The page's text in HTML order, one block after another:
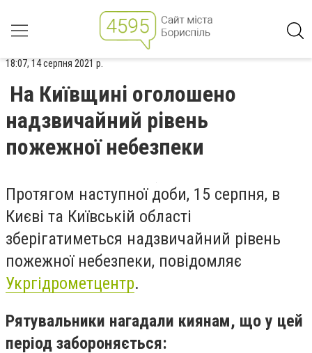
18:07, 14 серпня 2021 р.
На Київщині оголошено
надзвичайний рівень
пожежної небезпеки
Протягом наступної доби, 15 серпня, в
Києві та Київській області
зберігатиметься надзвичайний рівень
пожежної небезпеки, повідомляє
Укргідрометцентр.
Рятувальники нагадали киянам, що у цей
період забороняється: